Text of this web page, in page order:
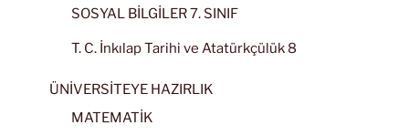
SOSYAL BİLGİLER 7. SINIF
T. C. İnkılap Tarihi ve Atatürkçülük 8
ÜNİVERSİTEYE HAZIRLIK
MATEMATİK